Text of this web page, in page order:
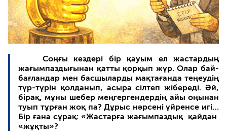
Соңғы кездері бір қауым ел жастардың
жағымпаздығынан қатты қорқып жүр. Олар бай-
бағландар мен басшыларды мақтағанда теңеудің
түр-түрін қолданып, асыра сілтеп жібереді. Әй,
бірақ, мұны шебер меңгергендердің айы оңынан
туып тұрған жоқ па? Дұрыс нәрсені үйренсе игі…
Бір ғана сұрақ: «Жастарға жағымпаздық қайдан
«жұқты»?